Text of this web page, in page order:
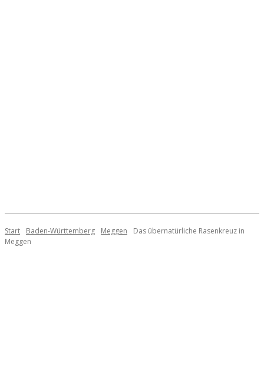
Start Baden-Württemberg Meggen
Das übernatürliche Rasenkreuz in
Meggen